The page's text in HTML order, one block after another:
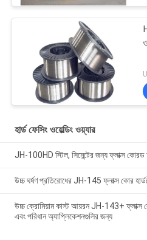
হার্ড ফেসিং ওয়েল্ডিং ওয়্যার
JH-100HD স্টিল, সিমেন্টের জন্য ফ্লাক্স কোরড
উচ্চ ঘর্ষণ প্রতিরোধের JH-145 ফ্লাক্স কোর
উচ্চ ক্রোমিয়াম কাস্ট আয়রন JH-143+ ফ্লাক্স
এবং পরিধান অ্যাপ্লিকেশনগুলির জন্য